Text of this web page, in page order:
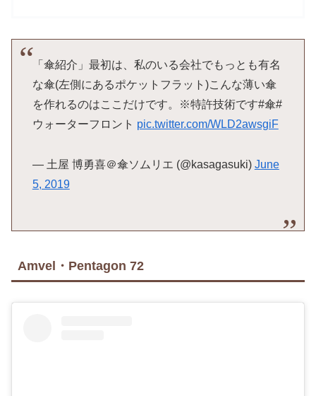
入
「傘紹介」最初は、私のいる会社でもっとも有名
な傘(左側にあるポケットフラット)こんな薄い傘
を作れるのはここだけです。※特許技術です#傘#
ウォーターフロント pic.twitter.com/WLD2awsgiF
— 土屋 博勇喜＠傘ソムリエ (@kasagasuki) June
5, 2019
Amvel・Pentagon 72